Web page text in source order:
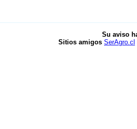
Su aviso
Sitios amigos SerAgro.cl